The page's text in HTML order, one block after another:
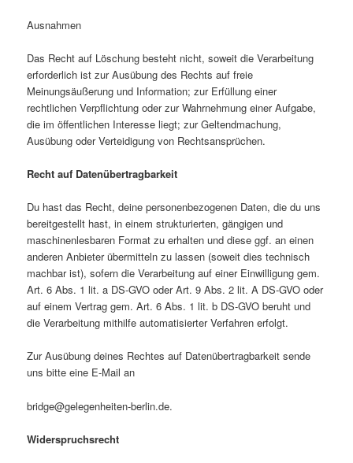
Ausnahmen
Das Recht auf Löschung besteht nicht, soweit die Verarbeitung
erforderlich ist zur Ausübung des Rechts auf freie
Meinungsäußerung und Information; zur Erfüllung einer
rechtlichen Verpflichtung oder zur Wahrnehmung einer Aufgabe,
die im öffentlichen Interesse liegt; zur Geltendmachung,
Ausübung oder Verteidigung von Rechtsansprüchen.
Recht auf Datenübertragbarkeit
Du hast das Recht, deine personenbezogenen Daten, die du uns
bereitgestellt hast, in einem strukturierten, gängigen und
maschinenlesbaren Format zu erhalten und diese ggf. an einen
anderen Anbieter übermitteln zu lassen (soweit dies technisch
machbar ist), sofern die Verarbeitung auf einer Einwilligung gem.
Art. 6 Abs. 1 lit. a DS-GVO oder Art. 9 Abs. 2 lit. A DS-GVO oder
auf einem Vertrag gem. Art. 6 Abs. 1 lit. b DS-GVO beruht und
die Verarbeitung mithilfe automatisierter Verfahren erfolgt.
Zur Ausübung deines Rechtes auf Datenübertragbarkeit sende
uns bitte eine E-Mail an
bridge@gelegenheiten-berlin.de.
Widerspruchsrecht